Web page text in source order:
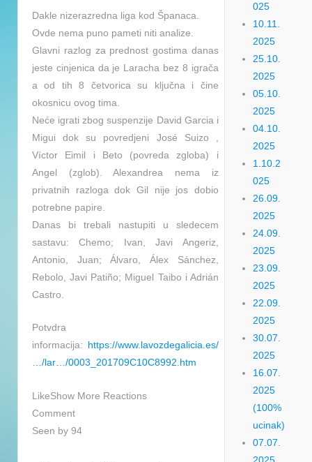
Dakle nizerazredna liga kod Španaca.
Ovde nema puno pameti niti analize.
Glavni razlog za prednost gostima danas
jeste cinjenica da je Laracha bez 8 igrača
a od tih 8 četvorica su ključna i čine
okosnicu ovog tima.
Neće igrati zbog suspenzije David Garcia i
Migui dok su povredjeni José Suizo ,
Víctor Eimil i Beto (povreda zgloba) i
Angel (zglob). Alexandrea nema iz
privatnih razloga dok Gil nije jos dobio
potrebne papire.
Danas bi trebali nastupiti u sledecem
sastavu: Chemo; Ivan, Javi Angeriz,
Antonio, Juan; Álvaro, Álex Sánchez,
Rebolo, Javi Patiño; Miguel Taibo i Adrián
Castro.
Potvdra
informacija: https://www.lavozdegalicia.es/
…/lar…/0003_201709C10C8992.htm
LikeShow More Reactions
Comment
Seen by 94
025
10.11.
2025
25.10.
2025
05.10.
2025
04.10.
2025
1.10.2
025
26.09.
2025
24.09.
2025
23.09.
2025
22.09.
2025
30.07.
2025
16.07.
2025
(100%
ucinak)
07.07.